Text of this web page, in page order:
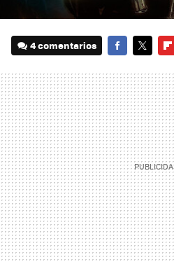
4 comentarios